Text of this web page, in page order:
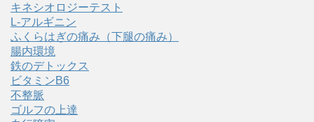
キネシオロジーテスト
L-アルギニン
ふくらはぎの痛み（下腿の痛み）
腸内環境
鉄のデトックス
ビタミンB6
不整脈
ゴルフの上達